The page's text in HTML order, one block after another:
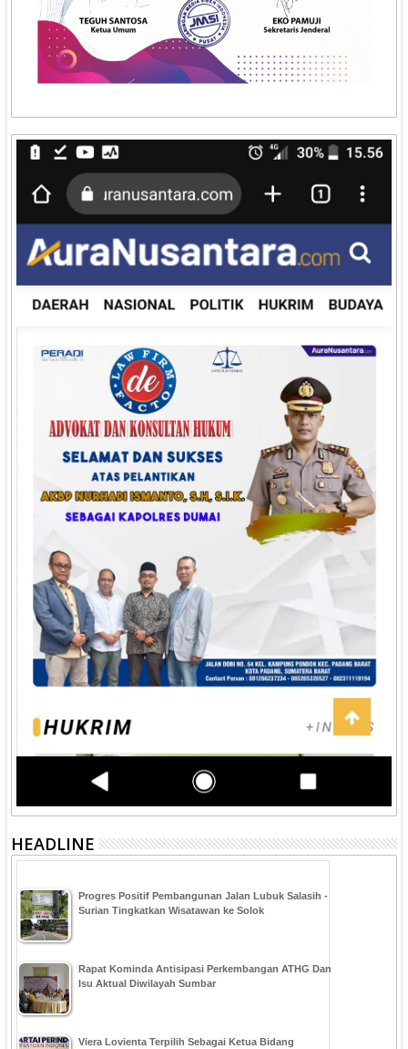
HEADLINE
Progres Positif Pembangunan Jalan Lubuk Salasih -
Surian Tingkatkan Wisatawan ke Solok
Rapat Kominda Antisipasi Perkembangan ATHG Dan
Isu Aktual Diwilayah Sumbar
Viera Lovienta Terpilih Sebagai Ketua Bidang